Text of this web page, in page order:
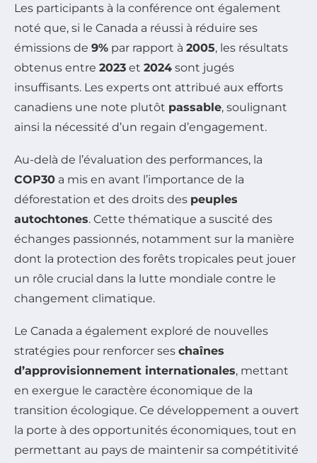
Les participants à la conférence ont également
noté que, si le Canada a réussi à réduire ses
émissions de 9% par rapport à 2005, les résultats
obtenus entre 2023 et 2024 sont jugés
insuffisants. Les experts ont attribué aux efforts
canadiens une note plutôt passable, soulignant
ainsi la nécessité d’un regain d’engagement.
Au-delà de l’évaluation des performances, la
COP30 a mis en avant l’importance de la
déforestation et des droits des peuples
autochtones. Cette thématique a suscité des
échanges passionnés, notamment sur la manière
dont la protection des forêts tropicales peut jouer
un rôle crucial dans la lutte mondiale contre le
changement climatique.
Le Canada a également exploré de nouvelles
stratégies pour renforcer ses chaînes
d’approvisionnement internationales, mettant
en exergue le caractère économique de la
transition écologique. Ce développement a ouvert
la porte à des opportunités économiques, tout en
permettant au pays de maintenir sa compétitivité